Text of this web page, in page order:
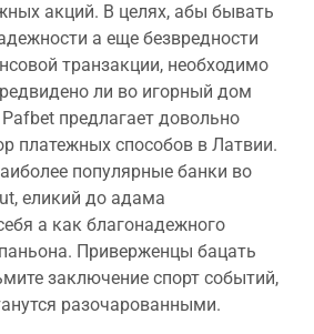
акций. В целях, абы бывать
а еще безвредности
транзакции, необходимо
ли во игорный дом
предлагает довольно
платежных способов в Латвии.
популярные банки во
еликий до адама
а как благонадежного
Приверженцы бацать
заключение спорт событий,
разочарованными.